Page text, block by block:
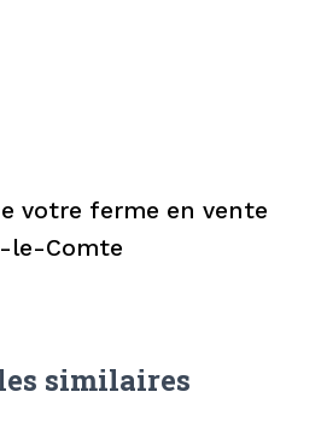
votre ferme en vente
le-Comte
similaires